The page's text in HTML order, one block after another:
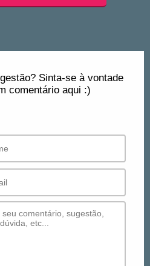
Sinta-se à vontade
comentário aqui :)